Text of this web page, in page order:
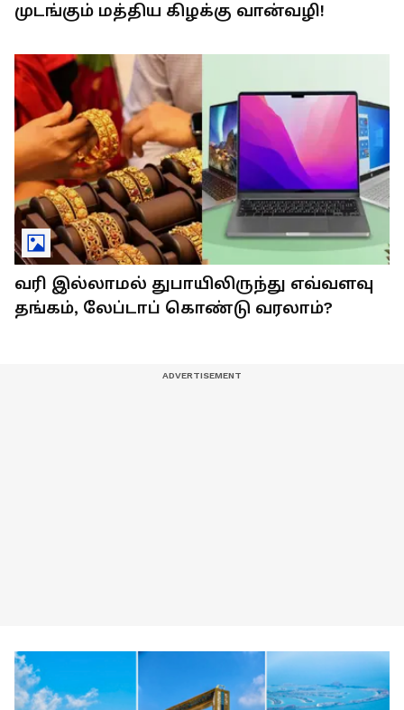
முடங்கும் மத்திய கிழக்கு வான்வழி!
வரி இல்லாமல் துபாயிலிருந்து எவ்வளவு
தங்கம், லேப்டாப் கொண்டு வரலாம்?